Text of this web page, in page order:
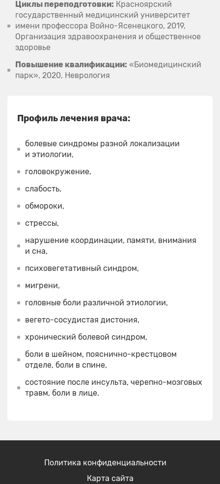
Циклы переподготовки: Красноярский
государственный медицинский университет
имени профессора Войно-Ясенецкого, 2019,
Организация здравоохранения и общественное
здоровье
Повышение квалификации: «Биомедицинский
парк», 2020, Неврология
Профиль лечения врача:
болевые синдромы разной локализации
и этиологии,
головокружение,
слабость,
обмороки,
стрессы,
нарушение координации, памяти, внимания
и сна,
психовегетативный синдром,
мигрени,
головные боли различной этиологии,
вегето-сосудистая дистония,
хронический болевой синдром,
боли в шейном, пояснично-крестцовом
отделе, боли в спине,
состояние после инсульта, черепно-мозговых
травм, боли в лице.
Политика конфиденциальности
Карта сайта